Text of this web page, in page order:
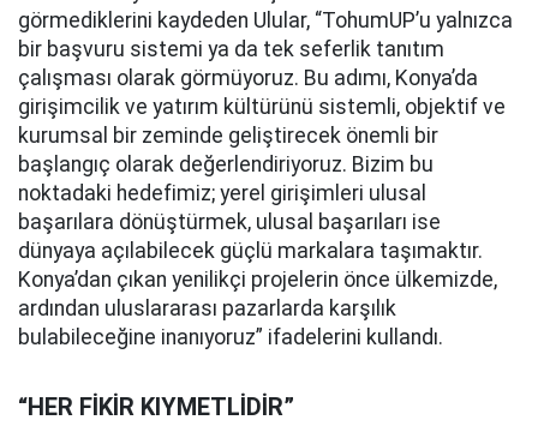
görmediklerini kaydeden Ulular, “TohumUP’u yalnızca
bir başvuru sistemi ya da tek seferlik tanıtım
çalışması olarak görmüyoruz. Bu adımı, Konya’da
girişimcilik ve yatırım kültürünü sistemli, objektif ve
kurumsal bir zeminde geliştirecek önemli bir
başlangıç olarak değerlendiriyoruz. Bizim bu
noktadaki hedefimiz; yerel girişimleri ulusal
başarılara dönüştürmek, ulusal başarıları ise
dünyaya açılabilecek güçlü markalara taşımaktır.
Konya’dan çıkan yenilikçi projelerin önce ülkemizde,
ardından uluslararası pazarlarda karşılık
bulabileceğine inanıyoruz” ifadelerini kullandı.
“HER FİKİR KIYMETLİDİR”